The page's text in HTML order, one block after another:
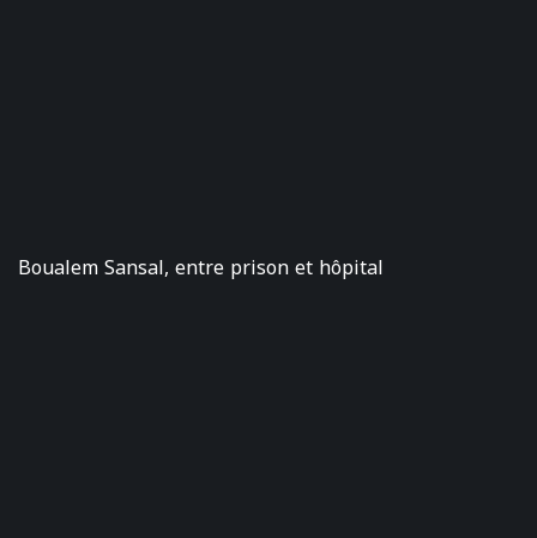
Boualem Sansal, entre prison et hôpital